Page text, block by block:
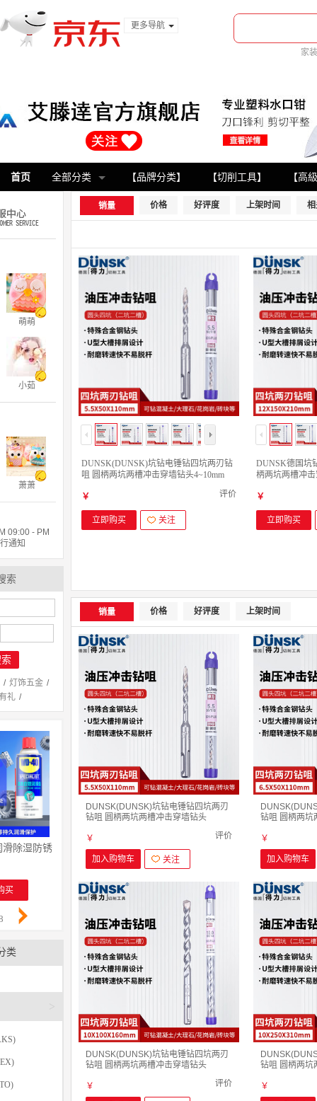
更多导航
家
首页 全部分类 【品牌分类】 【切削工具】 【高
萌萌
小茹
萧萧
09:00 - PM
通知
索
/ 灯饰五金 /
礼 /
滑除湿防锈剂 螺丝松动剂 wd40防锈油 电器清洁油污去除剂 专效型高效
买
WD-40 除锈润滑除湿防锈剂 螺丝松动剂 wd40防锈油
￥
立即购买
祥碩堂进口蜡笔 会议笔 图
立即购买
类
销量 价格 好评度 上架时间
DUNSK(DUNSK)坑钻电锤钻四坑两刃钻
咀 圆柄两坑两槽冲击穿墙钻头4~10mm
评价
￥
立即购买 关注
DUNSK德国坑
柄两坑两槽冲击
￥
立即购买
销量 价格 好评度 上架时间
DUNSK(DUNSK)坑钻电锤钻四坑两刃
钻咀 圆柄两坑两槽冲击穿墙钻头
￥
评价
加入购物车 关注
钻咀 圆柄两坑
￥
加入购物车
DUNSK(DUNSK)坑钻电锤钻四坑两刃
钻咀 圆柄两坑两槽冲击穿墙钻头
￥
评价
钻咀 圆柄两坑
￥